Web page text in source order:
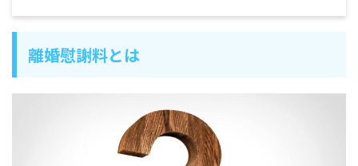
離婚慰謝料とは